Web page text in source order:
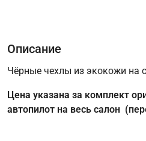
Имя
Описание
Чёрные чехлы из экокожи на
Цена указана за комплект
автопилот на весь салон